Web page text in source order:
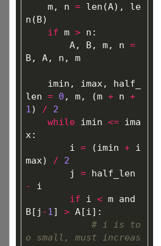
m, n = len (A),
le
n (B)
if
m > n :
A, B, m, n
=
B, A, n , m
imin , imax ,
half_
len
= 0 , m, (m + n
+
1 ) /
2
while imin <= ima
x :
i
= (imin + i
max) /
2
j
= half_len
-
i
if
i < m and
B[ j -1 ] > A[i ]:
# i is to
o small, must increas